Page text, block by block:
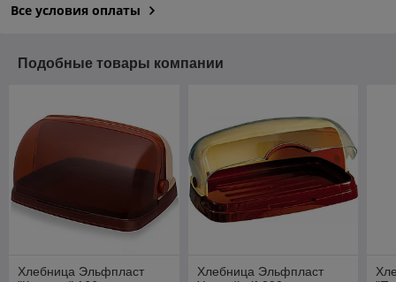
Все условия оплаты
Подобные товары компании
Хлебница Эльфпласт
Хлебница Эльфпласт